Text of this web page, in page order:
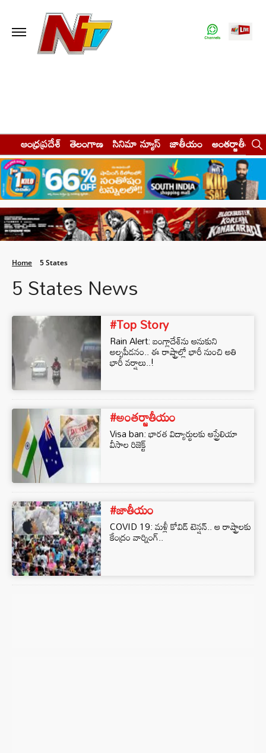
ఆంధ్రప్రదేశ్ తెలంగాణ సినిమా న్యూస్ జాతీయం అంతర్జాతీయం
Home 5 States
5 States News
#Top Story
Rain Alert: బంగ్లాదేశ్‌ను ఆనుకుని
అల్పపీడనం.. ఈ రాష్ట్రాల్లో భారీ నుంచి అతి
భారీ వర్షాలు..!
#అంతర్జాతీయం
Visa ban: భారత విద్యార్థులకు ఆస్ట్రేలియా
వీసాల రిజెక్ట్
#జాతీయం
COVID 19: మళ్లీ కోవిడ్‌ టెన్షన్‌.. ఆ రాష్ట్రాలకు
కేంద్రం వార్నింగ్..